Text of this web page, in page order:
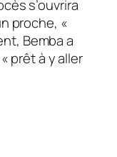
s’ouvrira
proche, «
Bemba a
prêt à y aller